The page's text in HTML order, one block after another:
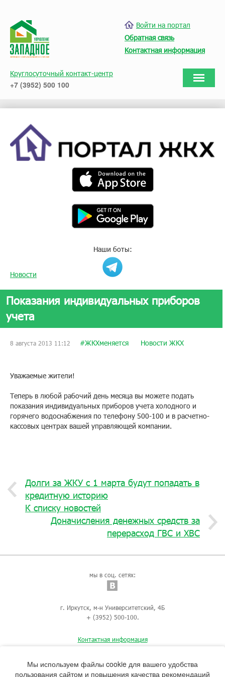
Войти на портал
Обратная связь
Контактная информация
Круглосуточный контакт-центр
+7 (3952) 500 100
Наши боты:
Новости
Показания индивидуальных приборов
учета
8 августа 2013 11:12 #ЖКХменяется Новости ЖКХ
Уважаемые жители!
Теперь в любой рабочий день месяца вы можете подать
показания индивидуальных приборов учета холодного и
горячего водоснабжения по телефону 500-100 и в расчетно-
кассовых центрах вашей управляющей компании.
Долги за ЖКУ с 1 марта будут попадать в
кредитную историю
К списку новостей
Доначисления денежных средств за
перерасход ГВС и ХВС
мы в соц. сетях:
г. Иркутск, м-н Университетский, 4Б
+ (3952) 500-100.
Контактная информация
Мы используем файлы cookie для вашего удобства
пользования сайтом и повышения качества рекомендаций